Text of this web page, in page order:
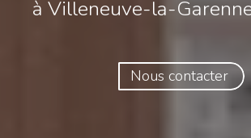
à Villeneuve-la-
Nous contacter